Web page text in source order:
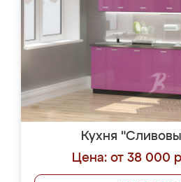
Кухня
Цена: от 38 000